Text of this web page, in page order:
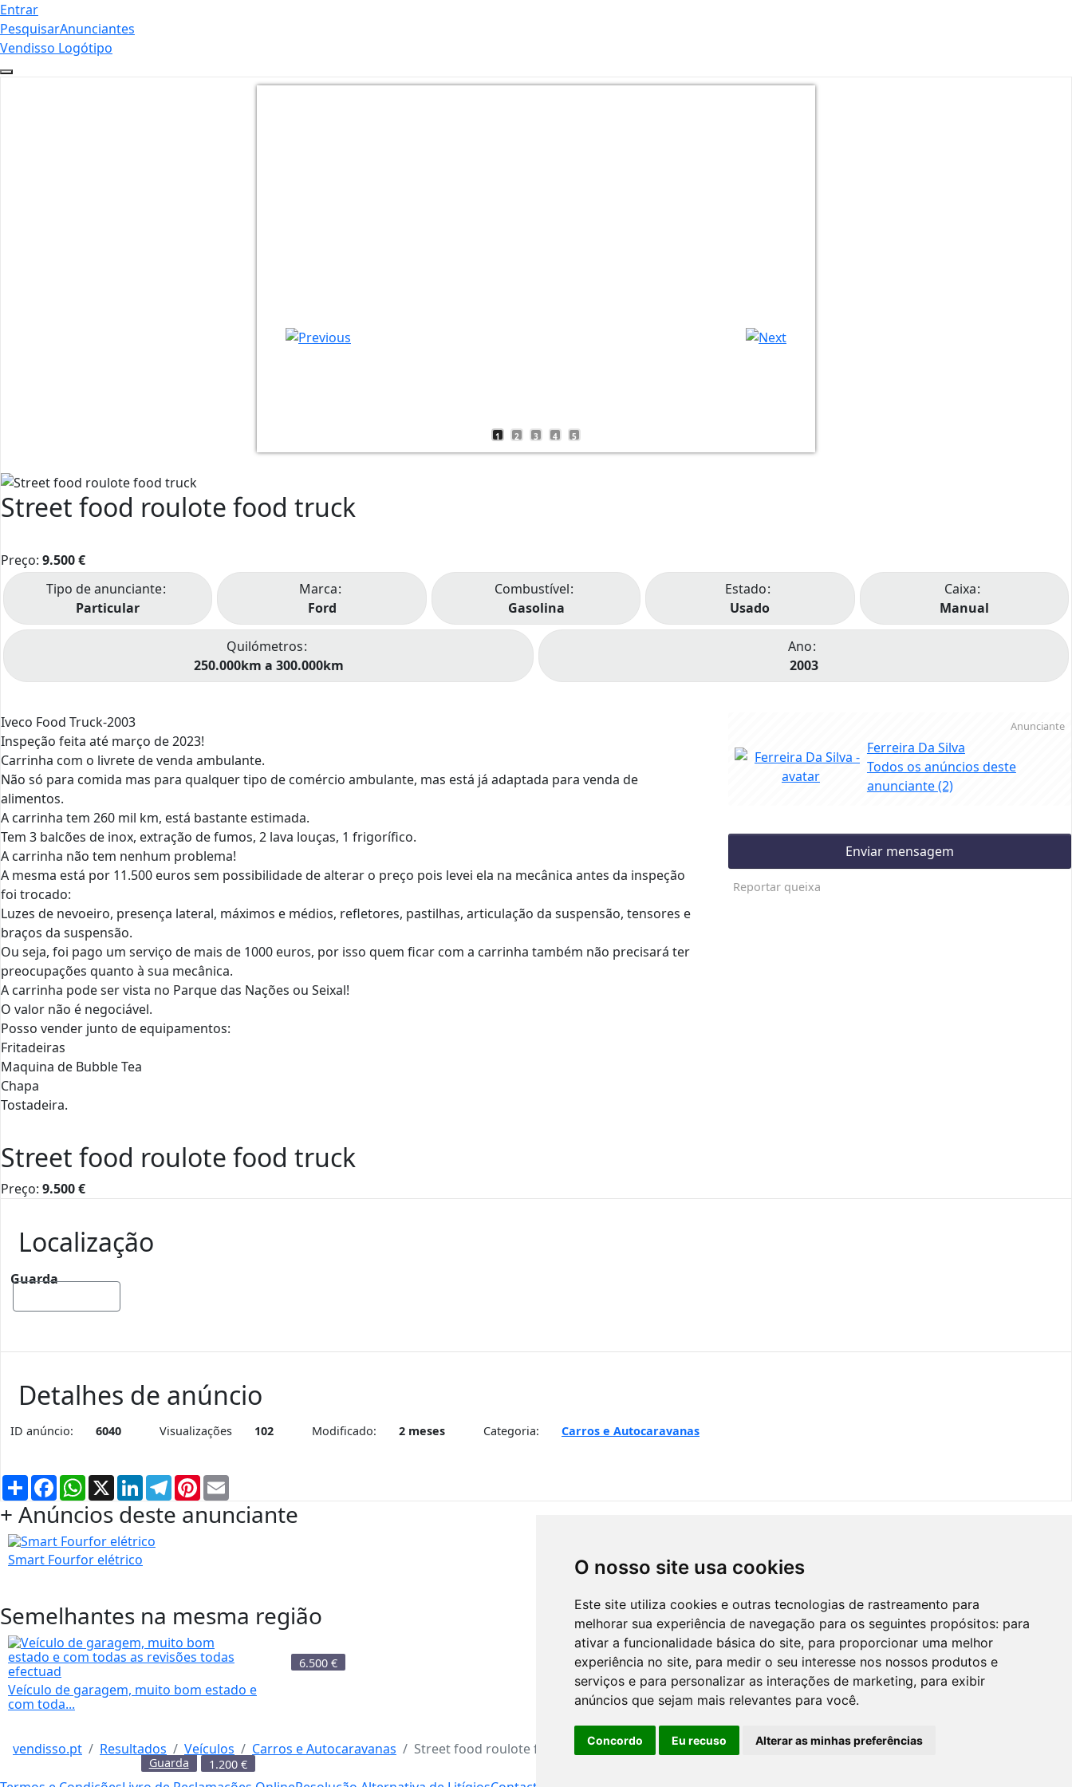
O nosso site usa cookies
Este site utiliza cookies e outras tecnologias de rastreamento para
melhorar sua experiência de navegação para os seguintes propósitos: para
ativar a funcionalidade básica do site, para proporcionar uma melhor
experiência no site, para medir o seu interesse nos nossos produtos e
serviços e para personalizar as interações de marketing, para exibir
anúncios que sejam mais relevantes para você.
Concordo Eu recuso Alterar as minhas preferências
Entrar
PesquisarAnunciantes
Vendisso Logótipo
4
5
1 2 3 4 5
Street food roulote food truck
Preço: 9.500€
Tipo de anunciante
Particular
Marca
Ford
Combustível
Gasolina
Estado
Usado
Caixa
Manual
Quilómetros
250.000km a 300.000km
Ano
2003
Iveco Food Truck-2003
Inspeção feita até março de 2023!
Carrinha com o livrete de venda ambulante.
Não só para comida mas para qualquer tipo de comércio ambulante, mas está já adaptada para venda de
alimentos.
A carrinha tem 260 mil km, está bastante estimada.
Tem 3 balcões de inox, extração de fumos, 2 lava louças, 1 frigorífico.
A carrinha não tem nenhum problema!
A mesma está por 11.500 euros sem possibilidade de alterar o preço pois levei ela na mecânica antes da inspeção
foi trocado:
Luzes de nevoeiro, presença lateral, máximos e médios, refletores, pastilhas, articulação da suspensão, tensores e
braços da suspensão.
Ou seja, foi pago um serviço de mais de 1000 euros, por isso quem ficar com a carrinha também não precisará ter
preocupações quanto à sua mecânica.
A carrinha pode ser vista no Parque das Nações ou Seixal!
O valor não é negociável.
Posso vender junto de equipamentos:
Fritadeiras
Maquina de Bubble Tea
Chapa
Tostadeira.
Anunciante
Ferreira Da Silva
Todos os anúncios deste
anunciante(2)
Enviar mensagem
Reportar queixa
Street food roulote food truck
Preço: 9.500€
Localização
Guarda
Detalhes de anúncio
ID anúncio: 6040 Visualizações 102 Modificado: 2 meses Categoria: Carros e Autocaravanas
PartilharFacebookWhatsApp
X LinkedInTelegram
Pinterest
+ Anúncios deste anunciante
Smart Fourfor elétrico
6.500 €
Semelhantes na mesma região
Veículo de garagem, muito bom estado e
com toda...
Guarda 1.200 €
vendisso.pt Resultados Veículos Carros e Autocaravanas Street food roulote food truck